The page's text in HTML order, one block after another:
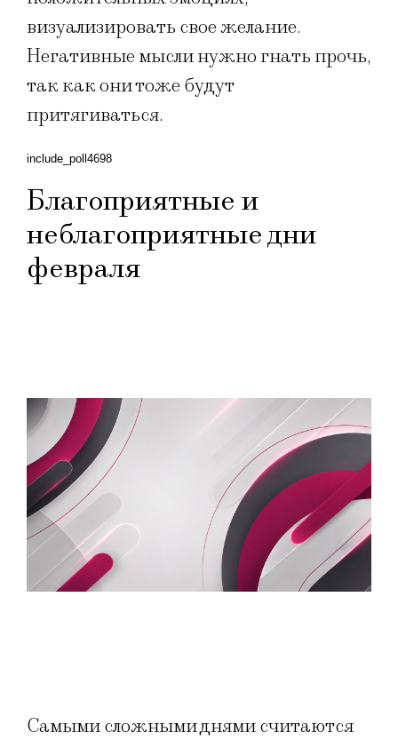
визуализировать свое желание.
Негативные мысли нужно гнать прочь,
так как они тоже будут
притягиваться.
include_poll4698
Благоприятные и
неблагоприятные дни
февраля
Самыми сложными днями считаются